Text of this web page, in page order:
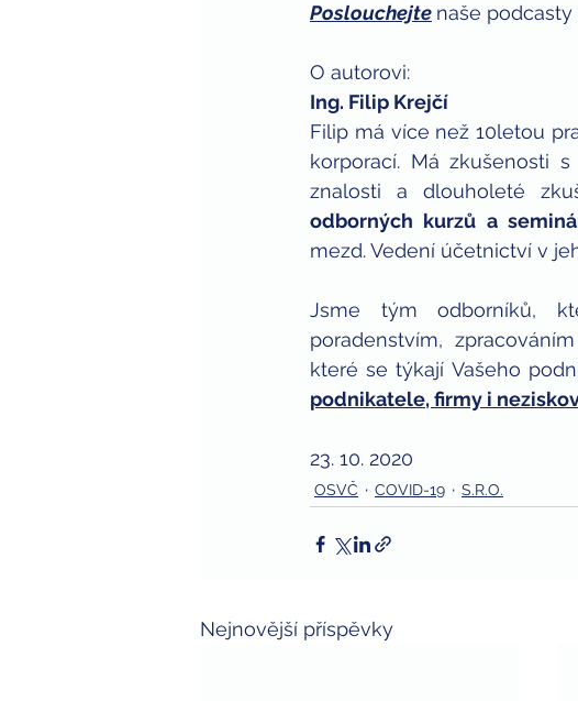
Poslouchejte naše
O autorovi:
Ing. Filip Krejčí
Filip má více než 10letou
korporací. Má zkušenosti
odborných kurzů a
mezd. Vedení účetnictví v
Jsme tým odborníků,
poradenstvím,
které se týkají Vašeho
podnikatele, firmy i
23. 10. 2020
OSVČ COVID-19 S.R.O.
Nejnovější příspěvky